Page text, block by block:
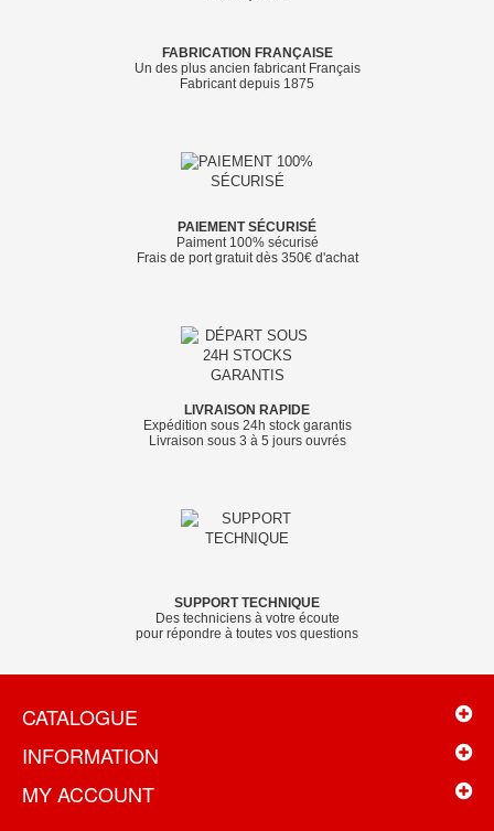
FABRICATION FRANÇAISE
Un des plus ancien fabricant Français
Fabricant depuis 1875
PAIEMENT SÉCURISÉ
Paiment 100% sécurisé
Frais de port gratuit dès 350€ d'achat
LIVRAISON RAPIDE
Expédition sous 24h stock garantis
Livraison sous 3 à 5 jours ouvrés
SUPPORT TECHNIQUE
Des techniciens à votre écoute
pour répondre à toutes vos questions
CATALOGUE
INFORMATION
MY ACCOUNT